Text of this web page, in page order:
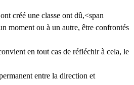
créé une classe ont dû,<span
moment ou à un autre, être confrontés
en tout cas de réfléchir à cela, le
entre la direction et